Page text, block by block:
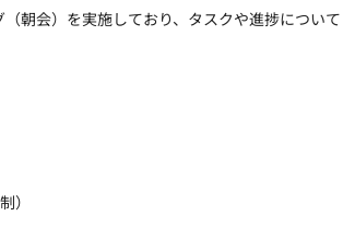
朝会）を実施しており、タスクや進捗について
）